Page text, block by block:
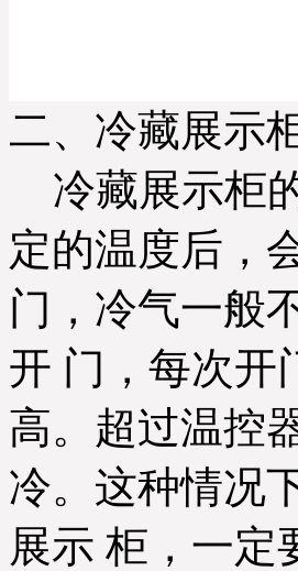
二、冷藏展示
冷藏展示柜
定的温度后，
门，冷气一般
开 门，每次开
高。超过温控
冷。这种情况
展示 柜，一定